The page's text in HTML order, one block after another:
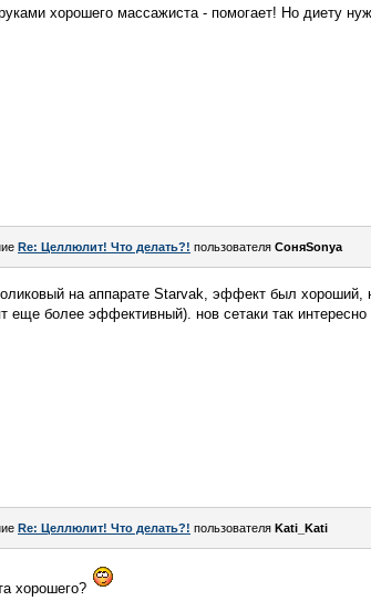
хорошего массажиста - помогает! Но диету
Re: Целлюлит! Что делать?! пользователя СоняSonya
на аппарате Starvak, эффект был хороший,
еще более эффективный). нов сетаки так
Re: Целлюлит! Что делать?! пользователя Kati_Kati
хорошего?